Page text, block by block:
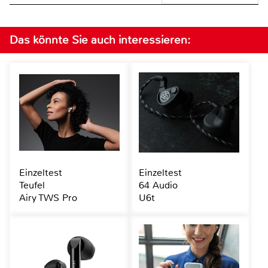
Das könnte Sie auch interessieren:
Einzeltest
Teufel
Airy TWS Pro
Einzeltest
64 Audio
U6t